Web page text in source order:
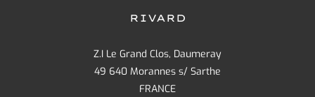
RIVARD
Z.I Le Grand Clos, Daumeray
49 640 Morannes s/ Sarthe
FRANCE